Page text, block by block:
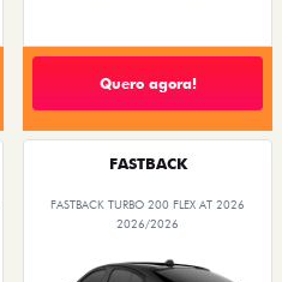
Quero agora!
FASTBACK
FASTBACK TURBO 200 FLEX AT 2026
2026/2026